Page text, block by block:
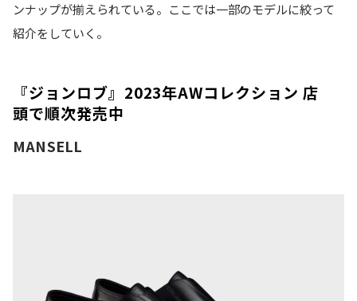
ンナップが揃えられている。ここでは一部のモデルに絞って
紹介をしていく。
『ジョンロブ』2023年AWコレクション 店
頭で順次発売中
MANSELL